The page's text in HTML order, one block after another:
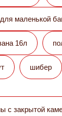
маленькой
16л
шибер
с закрытой